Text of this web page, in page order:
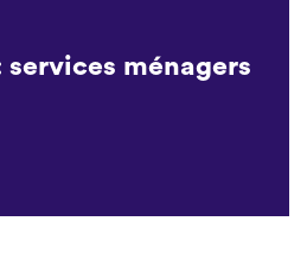
services ménagers